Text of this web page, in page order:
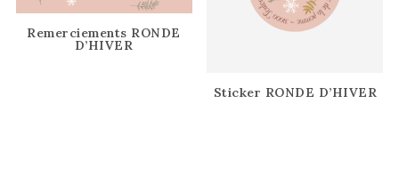
Remerciements RONDE
D’HIVER
Sticker RONDE D’HIVER